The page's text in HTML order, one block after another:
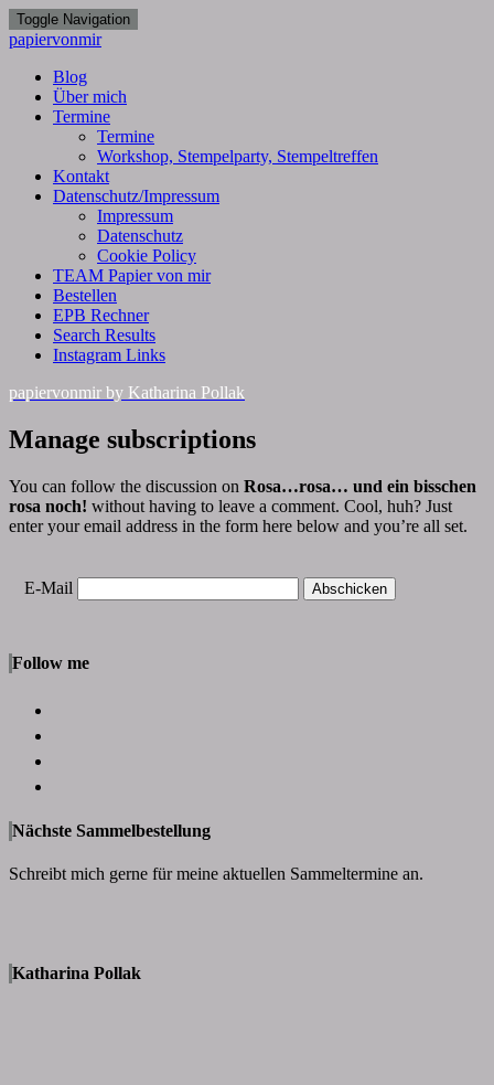
Toggle Navigation
papiervonmir
Blog
Über mich
Termine
Termine
Workshop, Stempelparty, Stempeltreffen
Kontakt
Datenschutz/Impressum
Impressum
Datenschutz
Cookie Policy
TEAM Papier von mir
Bestellen
EPB Rechner
Search Results
Instagram Links
papiervonmir by Katharina Pollak
Manage
subscriptions
Manage subscriptions
You can follow the discussion on Rosa…rosa… und ein bisschen
rosa noch! without having to leave a comment. Cool, huh? Just
enter your email address in the form here below and you’re all set.
E-Mail
Follow me
Nächste Sammelbestellung
Schreibt mich gerne für meine aktuellen Sammeltermine an.
Katharina Pollak